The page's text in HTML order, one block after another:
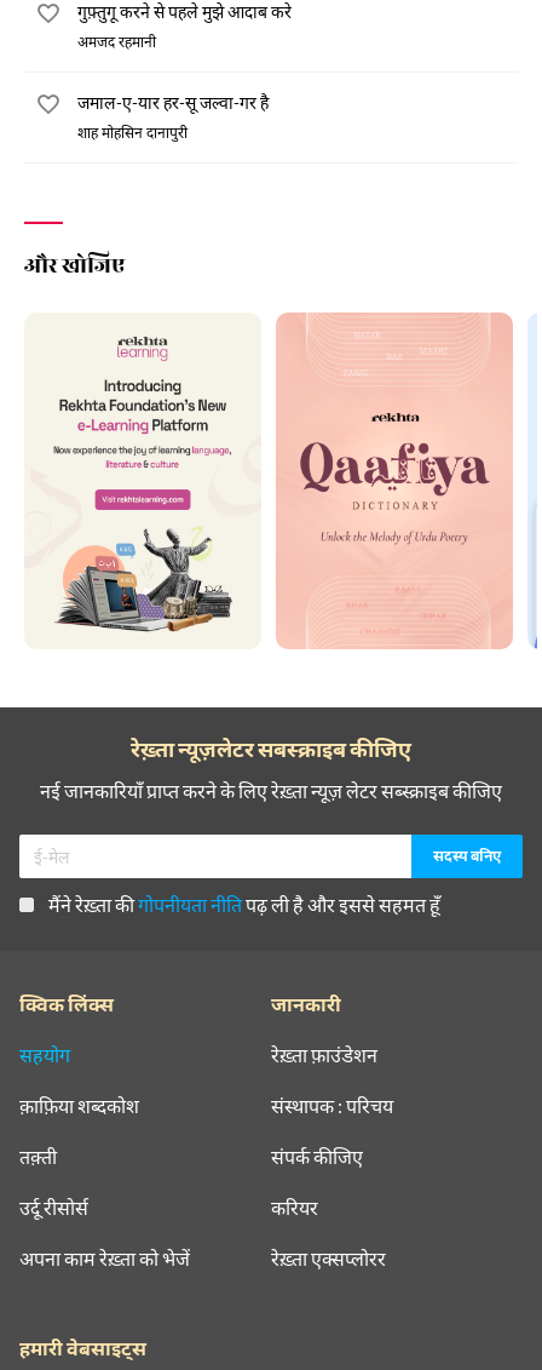
गुफ़्तुगू करने से पहले मुझे आदाब करे
अमजद रहमानी
जमाल-ए-यार हर-सू जल्वा-गर है
शाह मोहसिन दानापुरी
और खोजिए
रेख़्ता न्यूज़लेटर सबस्क्राइब कीजिए
नई जानकारियाँ प्राप्त करने के लिए रेख़्ता न्यूज़ लेटर सब्स्क्राइब कीजिए
मैंने रेख़्ता कीगोपनीयता नीतिपढ़ ली है और इससे सहमत हूँ
क्विक लिंक्स
सहयोग
क़ाफ़िया शब्दकोश
तक़्ती
उर्दू रीसोर्स
अपना काम रेख़्ता को भेजें
जानकारी
रेख़्ता फ़ाउंडेशन
संस्थापक : परिचय
संपर्क कीजिए
करियर
रेख़्ता एक्सप्लोरर
हमारी वेबसाइट्स